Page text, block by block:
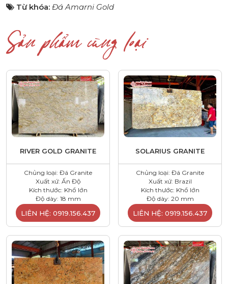
Từ khóa: Đá Amarni Gold
Sản phẩm cùng loại
RIVER GOLD GRANITE
Chủng loại: Đá Granite
Xuất xứ: Ấn Độ
Kích thước: Khổ lớn
Độ dày: 18 mm
LIÊN HỆ: 0919.156.437
SOLARIUS GRANITE
Chủng loại: Đá Granite
Xuất xứ: Brazil
Kích thước: Khổ lớn
Độ dày: 20 mm
LIÊN HỆ: 0919.156.437